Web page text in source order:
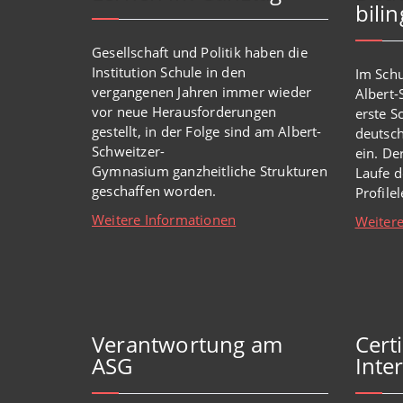
Gesellschaft und Politik haben die
Institution Schule in den
vergangenen Jahren immer wieder
vor neue Herausforderungen
gestellt, in der Folge sind am Albert-
Schweitzer-
Gymnasium ganzheitliche Strukturen
geschaffen worden.
Weitere Informationen
Im
Albert-
erste
ein.
Laufe
Verantwortung am
ASG